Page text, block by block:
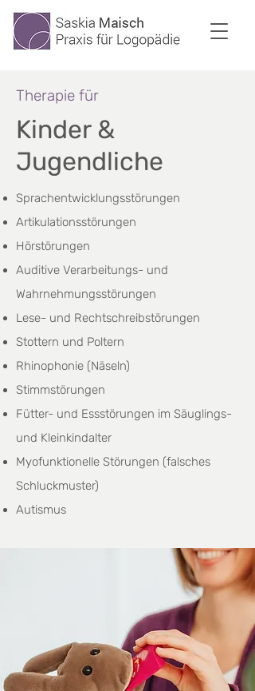
Therapie für
Kinder &
Jugendliche
Sprachentwicklungsstörungen
Artikulationsstörungen
Hörstörungen
Auditive Verarbeitungs- und
Wahrnehmungsstörungen
Lese- und Rechtschreibstörungen
Stottern und Poltern
Rhinophonie (Näseln)
Stimmstörungen
Fütter- und Essstörungen im Säuglings-
und Kleinkindalter
Myofunktionelle Störungen (falsches
Schluckmuster)
Autismus